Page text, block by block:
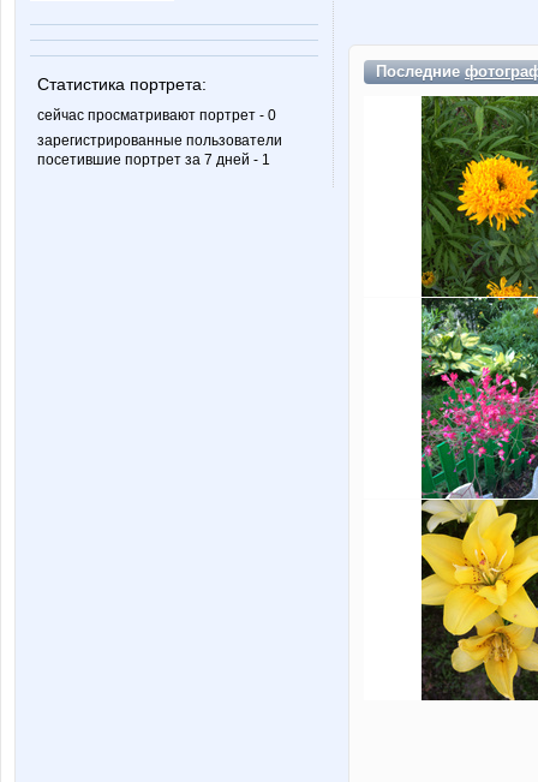
Статистика портрета:
сейчас просматривают портрет - 0
зарегистрированные пользователи
посетившие портрет за 7 дней - 1
Последние